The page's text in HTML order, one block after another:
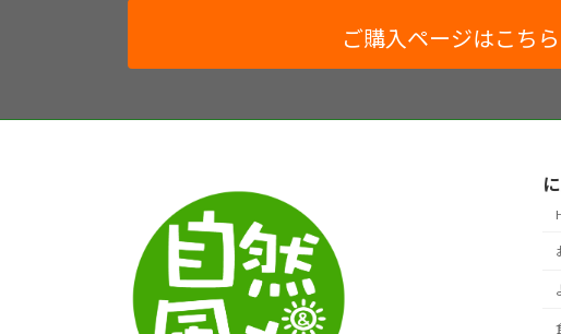
ご購入ページはこちら